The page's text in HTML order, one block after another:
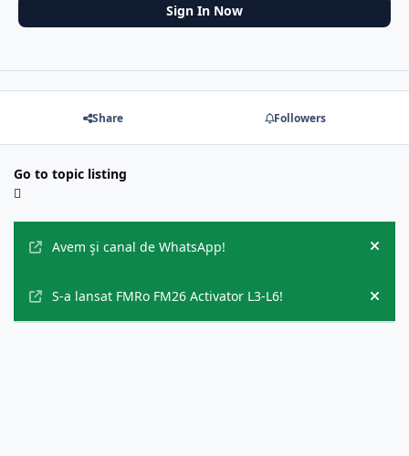
Sign In Now
Share Followers
Go to topic listing
Avem şi canal de WhatsApp!
Hide
S-a lansat FMRo FM26 Activator L3-L6! Hide